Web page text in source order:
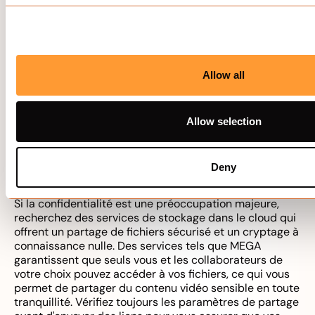
Allow all
Allow selection
Deny
modifications lorsque d'autres personnes collaborent
groupe, des fonctionnalités telles que les
commentaires en temps réel, @mentions et
communication et le flux de travail. Google Drive, par
des fichiers vidéo et d'attribuer des tâches
directement dans des dossiers partagés. Dropbox
fichiers et de collaboration, qui facilitent la gestion des
commentaires et des révisions.
Si la confidentialité est une préoccupation majeure,
recherchez des services de stockage dans le cloud qui
offrent un partage de fichiers sécurisé et un cryptage à
connaissance nulle. Des services tels que MEGA
garantissent que seuls vous et les collaborateurs de
votre choix pouvez accéder à vos fichiers, ce qui vous
permet de partager du contenu vidéo sensible en toute
tranquillité. Vérifiez toujours les paramètres de partage